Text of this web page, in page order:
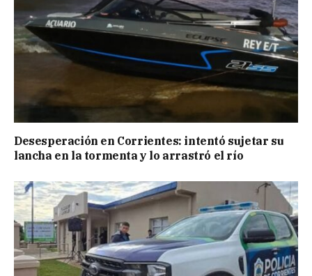
Desesperación en Corrientes: intentó sujetar su
lancha en la tormenta y lo arrastró el río